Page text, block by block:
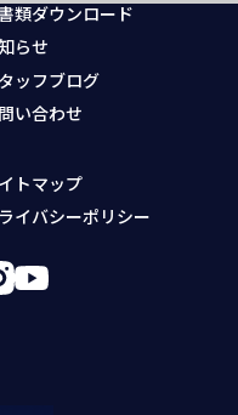
類ダウンロード
らせ
ッフブログ
い合わせ
トマップ
イバシーポリシー